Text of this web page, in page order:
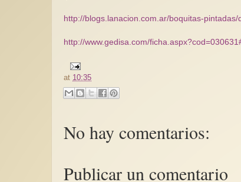
http://blogs.lanacion.com.ar/boquitas-
http://www.gedisa.com/
at 10:35
No hay comentarios:
Publicar un comentario